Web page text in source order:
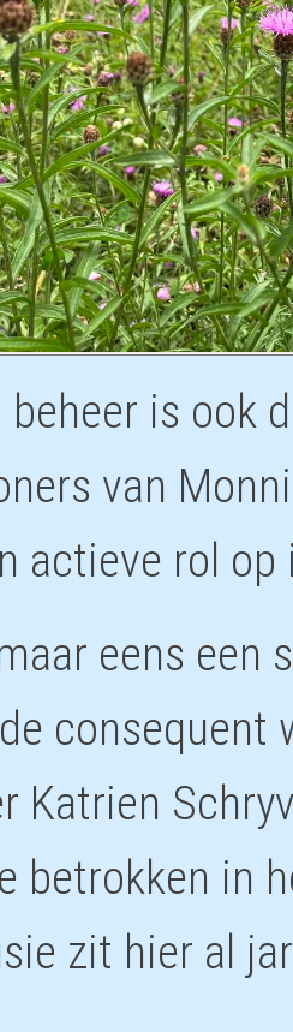
beheer is ook
van
actieve rol
eens een
consequent
Katrien
betrokken in
zit hier al